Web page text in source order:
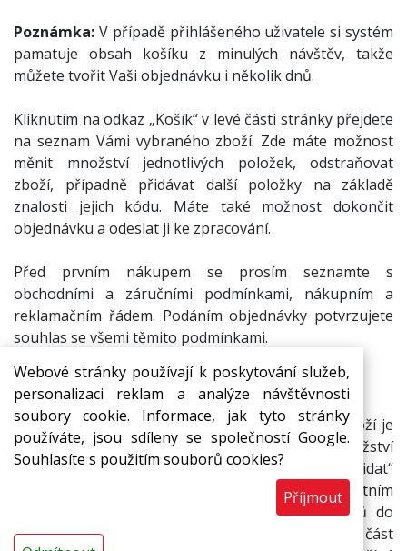
Webové stránky používají k poskytování služeb,
personalizaci reklam a analýze návštěvnosti
soubory cookie. Informace, jak tyto stránky
používáte, jsou sdíleny se společností Google.
Souhlasíte s použitím souborů cookies?
Příjmout
Poznámka: V případě přihlášeného uživatele si systém
pamatuje obsah košíku z minulých návštěv, takže
můžete tvořit Vaši objednávku i několik dnů.
Kliknutím na odkaz „Košík“ v levé části stránky přejdete
na seznam Vámi vybraného zboží. Zde máte možnost
měnit množství jednotlivých položek, odstraňovat
zboží, případně přidávat další položky na základě
znalosti jejich kódu. Máte také možnost dokončit
objednávku a odeslat ji ke zpracování.
Před prvním nákupem se prosím seznamte s
obchodními a záručními podmínkami, nákupním a
reklamačním řádem. Podáním objednávky potvrzujete
souhlas se všemi těmito podmínkami.
NÁKUPNÍ KOŠÍK
Rychlé přidání zboží do košíku: V kolonce kód zboží je
možné zadat přímo kód zboží a v kolonce množství
konkrétní počet kusů daného zboží. Tlačítkem „Přidat“
se pak toto zboží reprezentované konkrétním
zapsaným kódem vloží v uvedeném počtu kusů do
košíku. Pokud je v poli kód zboží zadána pouze část